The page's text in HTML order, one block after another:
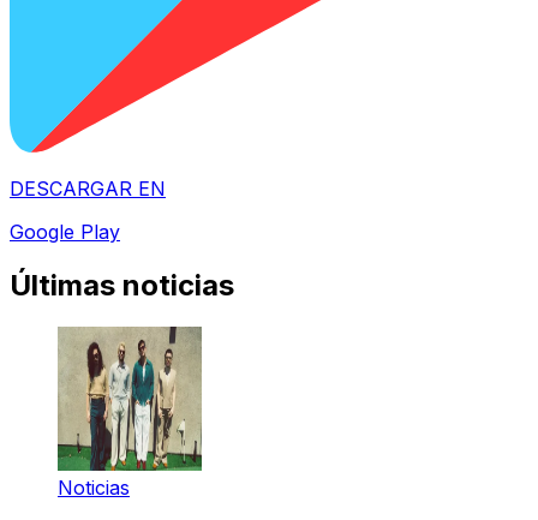
DESCARGAR EN
Google Play
Últimas noticias
Noticias